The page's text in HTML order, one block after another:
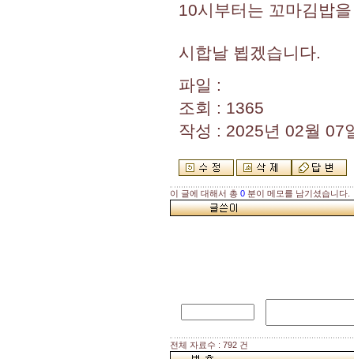
10시부터는 꼬마김밥
시합날 뵙겠습니다.
파일 :
조회 : 1365
작성 : 2025년 02월 07
이 글에 대해서 총 0 분이 메모를 남기셨습니다.
전체 자료수 : 792 건